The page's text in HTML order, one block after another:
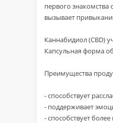
первого знакомства
вызывает
Каннабидиол (CBD)
Капсульная форма
Преимущества
- способствует
- поддерживает
- способствует